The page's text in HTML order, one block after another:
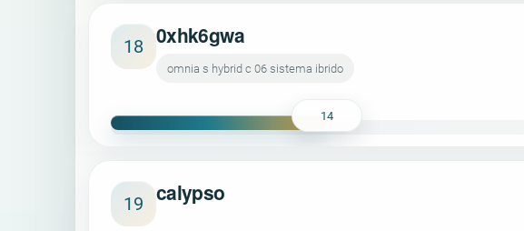
18 0xhk6gwa
omnia s hybrid c 06 sistema ibrido
14
19 calypso